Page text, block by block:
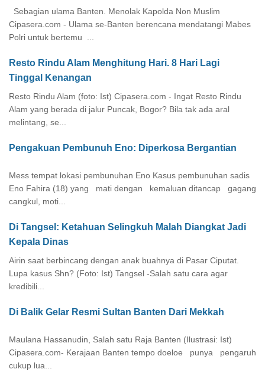
Sebagian ulama Banten. Menolak Kapolda Non Muslim
Cipasera.com - Ulama se-Banten berencana mendatangi Mabes
Polri untuk bertemu ...
Resto Rindu Alam Menghitung Hari. 8 Hari Lagi
Tinggal Kenangan
Resto Rindu Alam (foto: Ist) Cipasera.com - Ingat Resto Rindu
Alam yang berada di jalur Puncak, Bogor? Bila tak ada aral
melintang, se...
Pengakuan Pembunuh Eno: Diperkosa Bergantian
Mess tempat lokasi pembunuhan Eno Kasus pembunuhan sadis
Eno Fahira (18) yang mati dengan kemaluan ditancap gagang
cangkul, moti...
Di Tangsel: Ketahuan Selingkuh Malah Diangkat Jadi
Kepala Dinas
Airin saat berbincang dengan anak buahnya di Pasar Ciputat.
Lupa kasus Shn? (Foto: Ist) Tangsel -Salah satu cara agar
kredibili...
Di Balik Gelar Resmi Sultan Banten Dari Mekkah
Maulana Hassanudin, Salah satu Raja Banten (Ilustrasi: Ist)
Cipasera.com- Kerajaan Banten tempo doeloe punya pengaruh
cukup lua...